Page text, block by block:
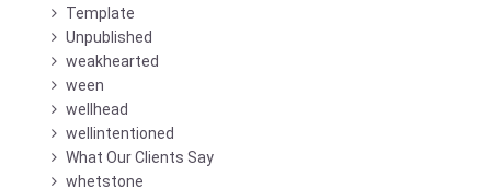
Template
Unpublished
weakhearted
ween
wellhead
wellintentioned
What Our Clients Say
whetstone